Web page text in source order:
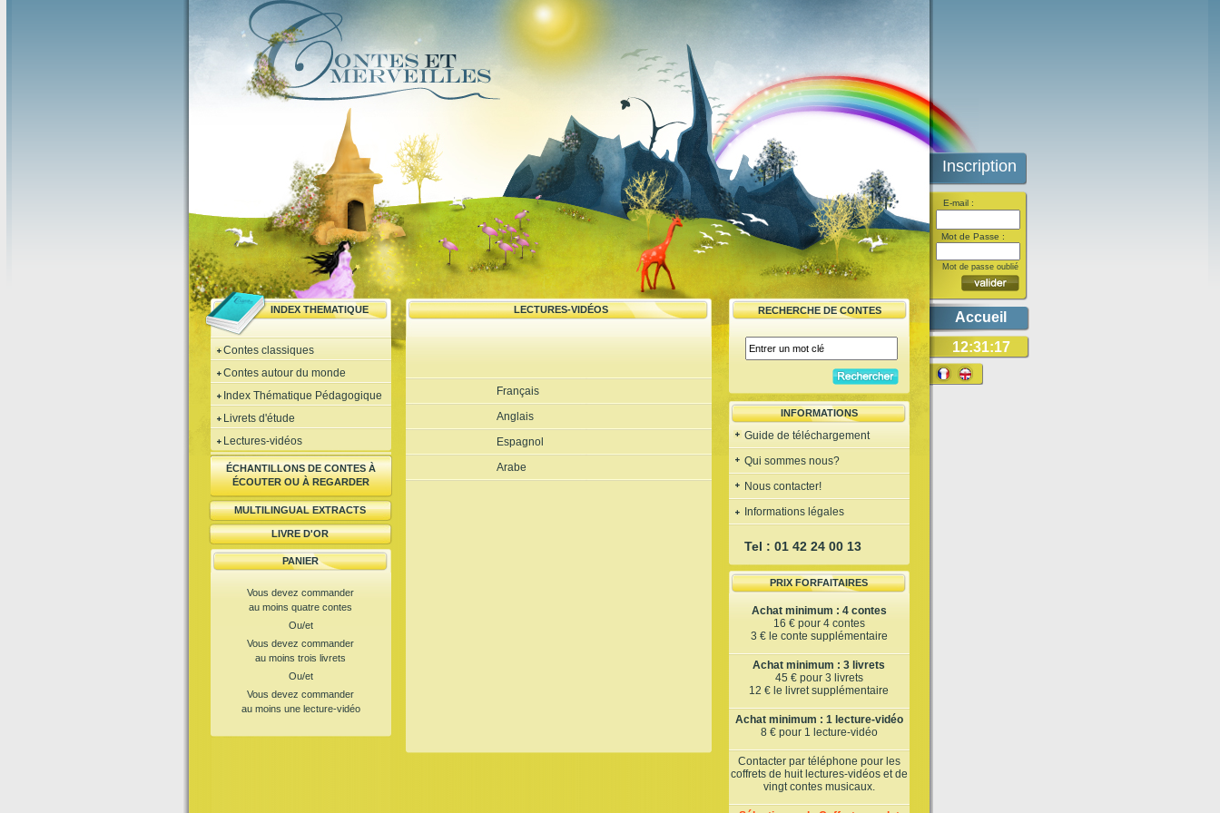
INDEX THEMATIQUE LECTURES-VIDÉOS RECHERCHE DE CONTES
Contes classiques
Contes autour du monde
Index Thématique Pédagogique
Livrets d'étude
Lectures-vidéos
ÉCHANTILLONS DE CONTES À
ÉCOUTER OU À REGARDER
MULTILINGUAL EXTRACTS
LIVRE D'OR
PANIER
Vous devez commander
au moins quatre contes
Ou/et
Vous devez commander
au moins trois livrets
Ou/et
Vous devez commander
au moins une lecture-vidéo
Français
Anglais
Espagnol
Arabe
INFORMATIONS
Guide de téléchargement
Qui sommes nous?
Nous contacter!
Informations légales
Tel : 01 42 24 00 13
PRIX FORFAITAIRES
Achat minimum : 4 contes
16 € pour 4 contes
3 € le conte supplémentaire
Achat minimum : 3 livrets
45 € pour 3 livrets
12 € le livret supplémentaire
Achat minimum : 1 lecture-vidéo
8 € pour 1 lecture-vidéo
Contacter par téléphone pour les
coffrets de huit lectures-vidéos et de
vingt contes musicaux.
Inscription
E-mail :
Mot de Passe :
Mot de passe oublié
Accueil
12:31:17